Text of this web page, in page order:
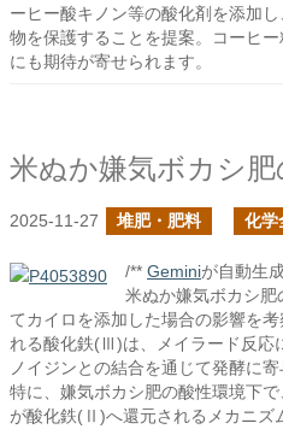
ーヒー酸キノン等の酸化剤を添加
物を保護することを提案。コーヒ
にも期待が寄せられます。
2025-11-27 堆肥・肥料 化学
/** Geminiが自動生
米ぬか嫌気ボカシ肥
てカイロを添加した場合の影響を
れる酸化鉄(Ⅲ)は、メイラード反応
ノイジンとの結合を通じて発酵に
特に、嫌気ボカシ肥の酸性環境下
が酸化鉄(Ⅱ)へ還元されるメカニズ